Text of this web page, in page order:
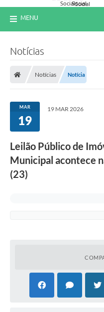
MENU
Notícias
Notícias Notícia
MAR
19
19 MAR 2026
Leilão Público de
Municipal acontece
(23)